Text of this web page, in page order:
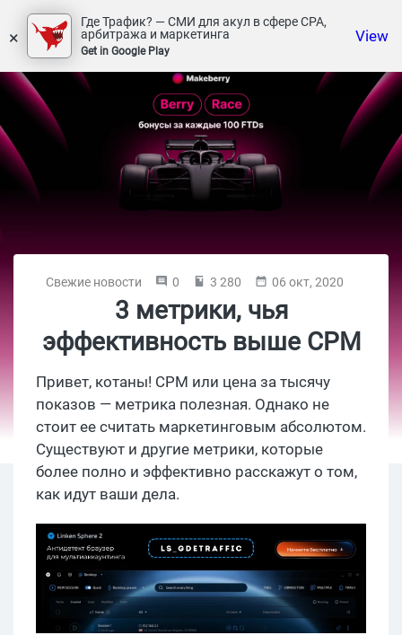
×
Где Трафик? — СМИ для акул в сфере СРА,
арбитража и маркетинга
Get in Google Play
View
Свежие новости 0 3 280 06 окт, 2020
3 метрики, чья
эффективность выше CPM
Привет, котаны! CPM или цена за тысячу
показов — метрика полезная. Однако не
стоит ее считать маркетинговым абсолютом.
Существуют и другие метрики, которые
более полно и эффективно расскажут о том,
как идут ваши дела.